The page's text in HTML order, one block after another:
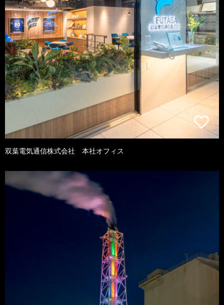
双葉電気通信株式会社 本社オフィス